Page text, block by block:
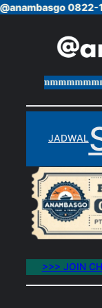
0822-
JADWAL
>>> JOIN
0822-